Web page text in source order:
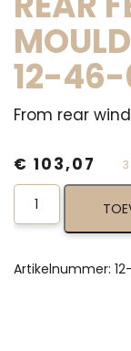
12-
From rear
€ 103,07
Rear
Fender
Fin
Left,
Artikelnummer: